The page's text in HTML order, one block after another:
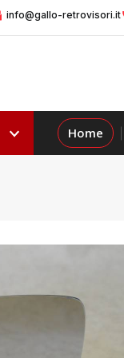
info@gallo-retrovisori.it
Home